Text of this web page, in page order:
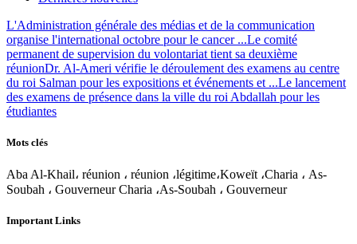
L'Administration générale des médias et de la communication
organise l'international octobre pour le cancer ...Le comité
permanent de supervision du volontariat tient sa deuxième
réunionDr. Al-Ameri vérifie le déroulement des examens au centre
du roi Salman pour les expositions et événements et ...Le lancement
des examens de présence dans la ville du roi Abdallah pour les
étudiantes
Mots clés
Aba Al-Khail، réunion ، réunion ،légitime،Koweït ،Charia ، As-
Soubah ، Gouverneur Charia ،As-Soubah ، Gouverneur
Important Links